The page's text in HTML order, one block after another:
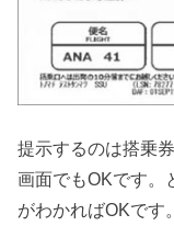
提示するのは搭乗
画面でもOKです。
がわかればOKです。